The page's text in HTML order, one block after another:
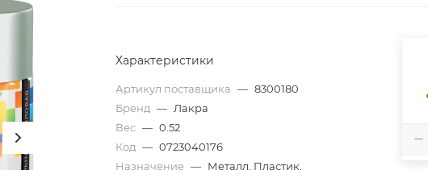
Характеристики
Артикул поставщика — 8300180
Бренд — Лакра
Вес — 0.52
Код — 0723040176
Назначение — Металл, Пластик,